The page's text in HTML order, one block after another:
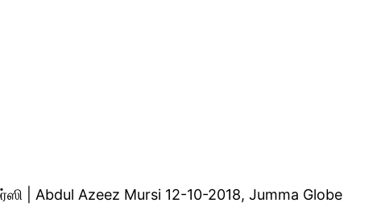
| Abdul Azeez Mursi 12-10-2018, Jumma Globe